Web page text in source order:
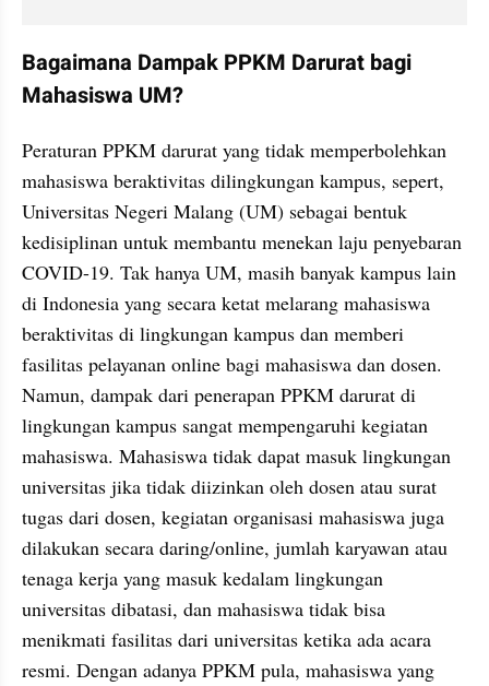
Bagaimana Dampak PPKM Darurat bagi
Mahasiswa UM?
Peraturan PPKM darurat yang tidak memperbolehkan
mahasiswa beraktivitas dilingkungan kampus, sepert,
Universitas Negeri Malang (UM) sebagai bentuk
kedisiplinan untuk membantu menekan laju penyebaran
COVID-19. Tak hanya UM, masih banyak kampus lain
di Indonesia yang secara ketat melarang mahasiswa
beraktivitas di lingkungan kampus dan memberi
fasilitas pelayanan online bagi mahasiswa dan dosen.
Namun, dampak dari penerapan PPKM darurat di
lingkungan kampus sangat mempengaruhi kegiatan
mahasiswa. Mahasiswa tidak dapat masuk lingkungan
universitas jika tidak diizinkan oleh dosen atau surat
tugas dari dosen, kegiatan organisasi mahasiswa juga
dilakukan secara daring/online, jumlah karyawan atau
tenaga kerja yang masuk kedalam lingkungan
universitas dibatasi, dan mahasiswa tidak bisa
menikmati fasilitas dari universitas ketika ada acara
resmi. Dengan adanya PPKM pula, mahasiswa yang